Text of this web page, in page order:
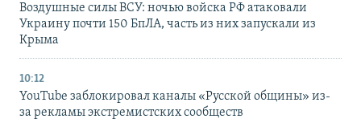
Воздушные силы ВСУ: ночью войска РФ атаковали
Украину почти 150 БпЛА, часть из них запускали из
Крыма
10:12
YouTube заблокировал каналы «Русской общины» из-
за рекламы экстремистских сообществ